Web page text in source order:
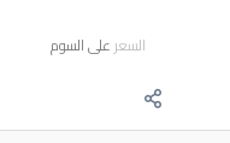
السعر على السوم